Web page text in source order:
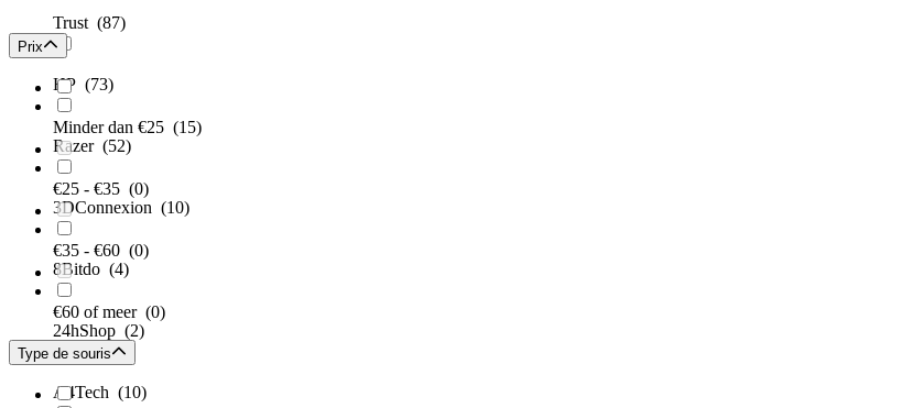
Trust (87)
HP (73)
Razer (52)
3DConnexion (10)
8Bitdo (4)
24hShop (2)
A4Tech (10)
Prix
Minder dan €25 (15)
€25 - €35 (0)
€35 - €60 (0)
€60 of meer (0)
Type de souris